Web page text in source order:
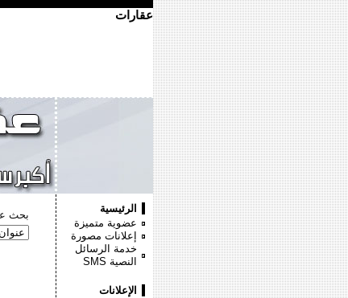
عقارات
بحث
الرئيسية
عضوية متميزة
إعلانات مصورة
خدمة الرسائل
النصية SMS
الإعلانات